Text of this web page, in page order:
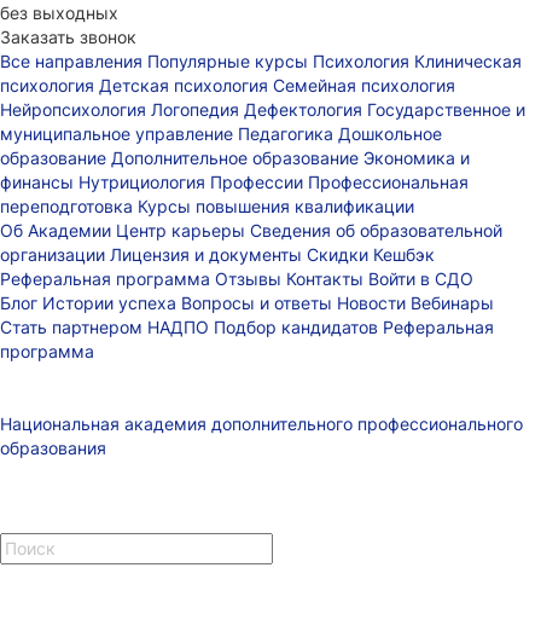
без выходных
Заказать звонок
Все направления Популярные курсы Психология Клиническая
психология Детская психология Семейная психология
Нейропсихология Логопедия Дефектология Государственное и
муниципальное управление Педагогика Дошкольное
образование Дополнительное образование Экономика и
финансы Нутрициология Профессии Профессиональная
переподготовка Курсы повышения квалификации
Об Академии Центр карьеры Сведения об образовательной
организации Лицензия и документы Скидки Кешбэк
Реферальная программа Отзывы Контакты Войти в СДО
Блог Истории успеха Вопросы и ответы Новости Вебинары
Стать партнером НАДПО Подбор кандидатов Реферальная
программа
Национальная академия дополнительного профессионального
образования